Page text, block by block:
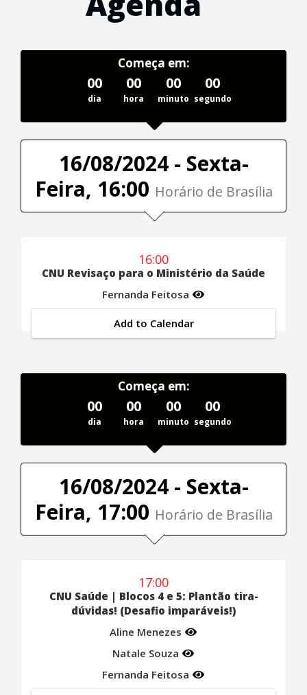
Começa em:
00
dia
00
hora
00
minuto
00
segundo
16/08/2024 - Sexta-
Feira, 16:00 Horário de Brasília
16:00
CNU Revisaço para o Ministério da Saúde
Fernanda Feitosa
Add to Calendar
Começa em:
00
dia
00
hora
00
minuto
00
segundo
16/08/2024 - Sexta-
Feira, 17:00 Horário de Brasília
17:00
CNU Saúde | Blocos 4 e 5: Plantão tira-
dúvidas! (Desafio imparáveis!)
Aline Menezes
Natale Souza
Fernanda Feitosa